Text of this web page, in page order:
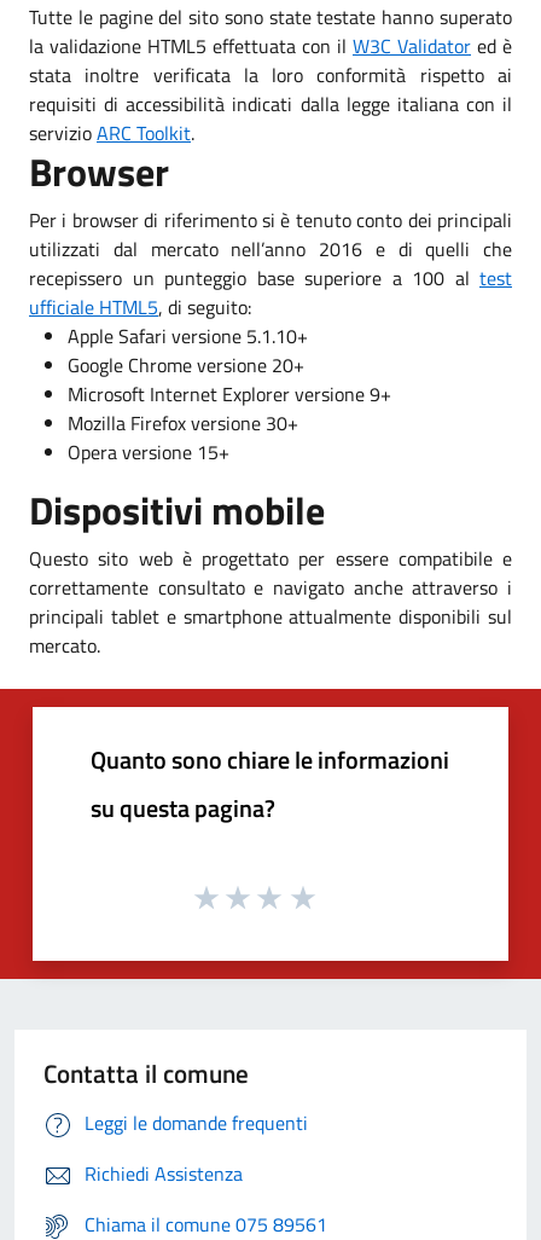
Tutte le pagine del sito sono state testate hanno superato
la validazione HTML5 effettuata con il W3C Validator ed è
stata inoltre verificata la loro conformità rispetto ai
requisiti di accessibilità indicati dalla legge italiana con il
servizioARC Toolkit.
Browser
Per i browser di riferimento si è tenuto conto dei principali
utilizzati dal mercato nell’anno 2016 e di quelli che
recepissero un punteggio base superiore a 100 al test
ufficiale HTML5, di seguito:
Apple Safari versione 5.1.10+
Google Chrome versione 20+
Microsoft Internet Explorer versione 9+
Mozilla Firefox versione 30+
Opera versione 15+
Dispositivi mobile
Questo sito web è progettato per essere compatibile e
correttamente consultato e navigato anche attraverso i
principali tablet e smartphone attualmente disponibili sul
mercato.
Quanto sono chiare le informazioni
su questa pagina?
Contatta il comune
Leggi le domande frequenti
Richiedi Assistenza
Chiama il comune 075 89561